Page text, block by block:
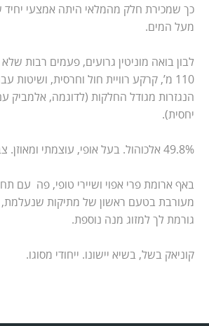
כך שמכירת חלק מהמלאי היתה אמצעי יחיד
מעל המים.
לבון בואה מוניטין גרועים, פעמים רבות
110 מ’, קרקע רוויית חול וחרסית, ושיטות
הנגזרות מגודל החלקות (לדוגמה, אלמביק
יחסית).
49.8% אלכוהול. בעל אופי, עוצמתי ומאוזן. צבע זהוב דהוי.
באף ארומת פרי אפוי ושיירי טופי, פה עם
מעורבת בטעם ראשון של מתיקות שנעלמת,
גורמת לך למזוג מנה נוספת.
קוניאק בשל, בשיא יישונו. ייחודי מסוגו.